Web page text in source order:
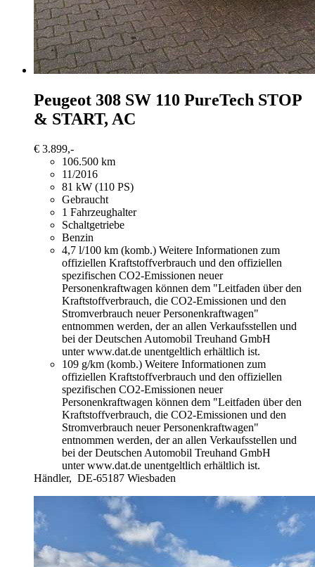
Peugeot 308 SW 110 PureTech STOP
& START, AC
€ 3.899,-
106.500 km
11/2016
81 kW (110 PS)
Gebraucht
1 Fahrzeughalter
Schaltgetriebe
Benzin
4,7 l/100 km (komb.) Weitere Informationen zum
offiziellen Kraftstoffverbrauch und den offiziellen
spezifischen CO2-Emissionen neuer
Personenkraftwagen können dem "Leitfaden über den
Kraftstoffverbrauch, die CO2-Emissionen und den
Stromverbrauch neuer Personenkraftwagen"
entnommen werden, der an allen Verkaufsstellen und
bei der Deutschen Automobil Treuhand GmbH
unter www.dat.de unentgeltlich erhältlich ist.
109 g/km (komb.) Weitere Informationen zum
offiziellen Kraftstoffverbrauch und den offiziellen
spezifischen CO2-Emissionen neuer
Personenkraftwagen können dem "Leitfaden über den
Kraftstoffverbrauch, die CO2-Emissionen und den
Stromverbrauch neuer Personenkraftwagen"
entnommen werden, der an allen Verkaufsstellen und
bei der Deutschen Automobil Treuhand GmbH
unter www.dat.de unentgeltlich erhältlich ist.
Händler, DE-65187 Wiesbaden